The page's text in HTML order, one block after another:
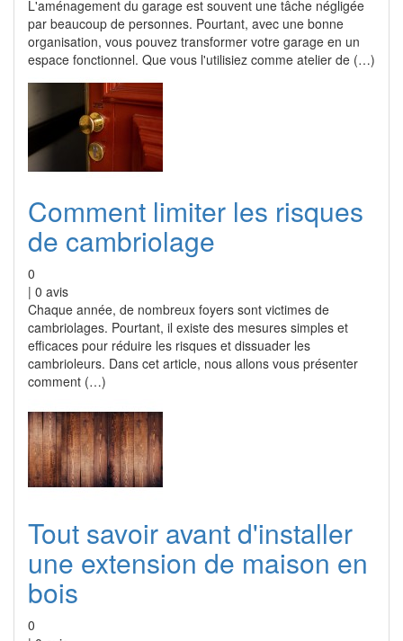
L'aménagement du garage est souvent une tâche négligée
par beaucoup de personnes. Pourtant, avec une bonne
organisation, vous pouvez transformer votre garage en un
espace fonctionnel. Que vous l'utilisiez comme atelier de (…)
Comment limiter les risques
de cambriolage
0
| 0 avis
Chaque année, de nombreux foyers sont victimes de
cambriolages. Pourtant, il existe des mesures simples et
efficaces pour réduire les risques et dissuader les
cambrioleurs. Dans cet article, nous allons vous présenter
comment (…)
Tout savoir avant d'installer
une extension de maison en
bois
0